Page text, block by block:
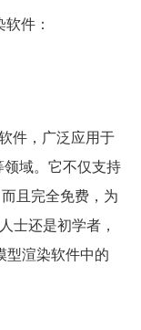
件：
件，广泛应用于
域。它不仅支持
且完全免费，为
士还是初学者，
型渲染软件中的